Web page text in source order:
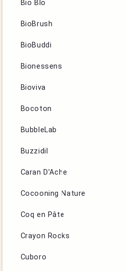
Bio Blo
BioBrush
BioBuddi
Bionessens
Bioviva
Bocoton
BubbleLab
Buzzidil
Caran D’Ache
Cocooning Nature
Coq en Pâte
Crayon Rocks
Cuboro